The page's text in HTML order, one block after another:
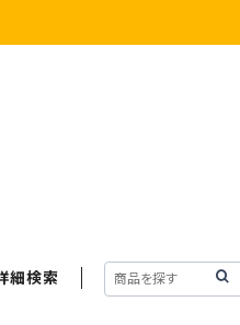
細検索